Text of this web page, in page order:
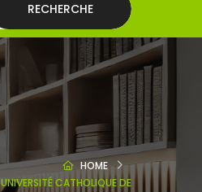
RECHERCHE
HOME
CATHOLIQUE DE